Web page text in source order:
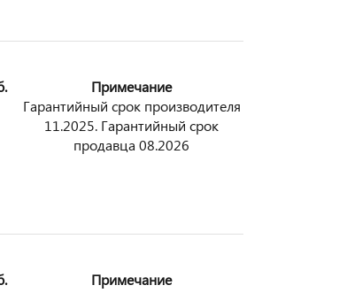
Примечание
Гарантийный срок производителя
11.2025. Гарантийный срок
продавца 08.2026
Примечание